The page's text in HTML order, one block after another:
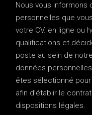
Nous vous informons
personnelles que
votre CV. en ligne ou
qualifications et
poste au sein de
données
êtes sélectionné
afin d’établir le
dispositions légales.